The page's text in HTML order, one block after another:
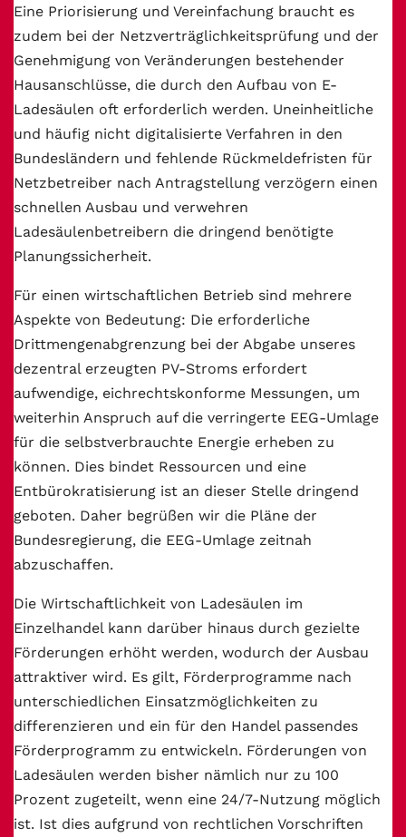
Eine Priorisierung und Vereinfachung braucht es
zudem bei der Netzverträglichkeitsprüfung und der
Genehmigung von Veränderungen bestehender
Hausanschlüsse, die durch den Aufbau von E-
Ladesäulen oft erforderlich werden. Uneinheitliche
und häufig nicht digitalisierte Verfahren in den
Bundesländern und fehlende Rückmeldefristen für
Netzbetreiber nach Antragstellung verzögern einen
schnellen Ausbau und verwehren
Ladesäulenbetreibern die dringend benötigte
Planungssicherheit.
Für einen wirtschaftlichen Betrieb sind mehrere
Aspekte von Bedeutung: Die erforderliche
Drittmengenabgrenzung bei der Abgabe unseres
dezentral erzeugten PV-Stroms erfordert
aufwendige, eichrechtskonforme Messungen, um
weiterhin Anspruch auf die verringerte EEG-Umlage
für die selbstverbrauchte Energie erheben zu
können. Dies bindet Ressourcen und eine
Entbürokratisierung ist an dieser Stelle dringend
geboten. Daher begrüßen wir die Pläne der
Bundesregierung, die EEG-Umlage zeitnah
abzuschaffen.
Die Wirtschaftlichkeit von Ladesäulen im
Einzelhandel kann darüber hinaus durch gezielte
Förderungen erhöht werden, wodurch der Ausbau
attraktiver wird. Es gilt, Förderprogramme nach
unterschiedlichen Einsatzmöglichkeiten zu
differenzieren und ein für den Handel passendes
Förderprogramm zu entwickeln. Förderungen von
Ladesäulen werden bisher nämlich nur zu 100
Prozent zugeteilt, wenn eine 24/7-Nutzung möglich
ist. Ist dies aufgrund von rechtlichen Vorschriften